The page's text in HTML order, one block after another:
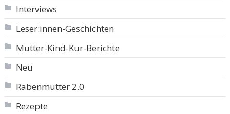
Interviews
Leser:innen-Geschichten
Mutter-Kind-Kur-Berichte
Neu
Rabenmutter 2.0
Rezepte